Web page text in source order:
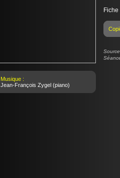
Musique :
Jean-François Zygel (piano)